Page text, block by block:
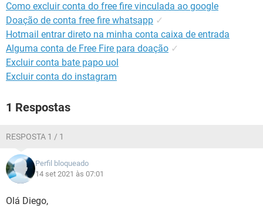
Como excluir conta do free fire vinculada ao google
Doação de conta free fire whatsapp ✓
Hotmail entrar direto na minha conta caixa de entrada
Alguma conta de Free Fire para doação ✓
Excluir conta bate papo uol
Excluir conta do instagram
1 Respostas
RESPOSTA 1 / 1
Perfil bloqueado
14 set 2021 às 07:01
Olá Diego,